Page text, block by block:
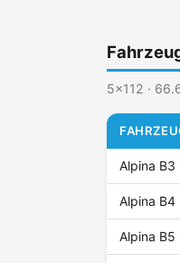
5x112 ·
Alpina B3
Alpina B4
Alpina B5